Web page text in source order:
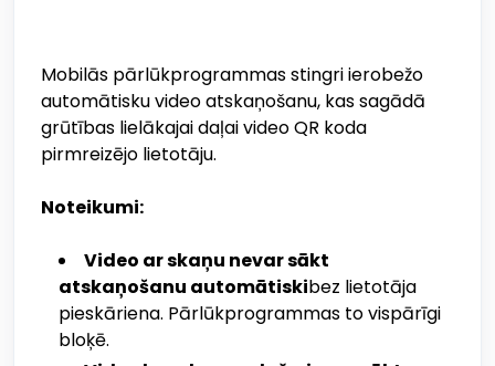
Mobilās pārlūkprogrammas stingri ierobežo
automātisku video atskaņošanu, kas sagādā
grūtības lielākajai daļai video QR koda
pirmreizējo lietotāju.
Noteikumi:
Video ar skaņu nevar sākt
atskaņošanu automātiskibez lietotāja
pieskāriena. Pārlūkprogrammas to vispārīgi
bloķē.